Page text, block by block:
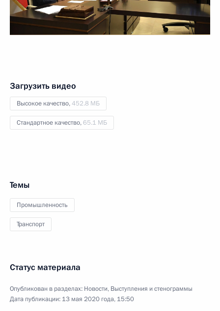
Загрузить видео
Высокое качество,452.8 МБ
Стандартное качество,65.1 МБ
Темы
Промышленность
Транспорт
Статус материала
Опубликован в разделах: Новости, Выступления и стенограммы
Дата публикации: 13 мая 2020 года, 15:50